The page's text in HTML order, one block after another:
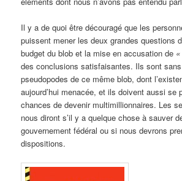
Il y a de quoi être découragé que les
puissent mener les deux grandes questions
budget du blob et la mise en accusation de
des conclusions satisfaisantes. Ils sont
pseudopodes de ce même blob, dont
aujourd’hui menacée, et ils doivent aussi se
chances de devenir multimillionnaires. Les
nous diront s’il y a quelque chose à sauver
gouvernement fédéral ou si nous devrons
dispositions.